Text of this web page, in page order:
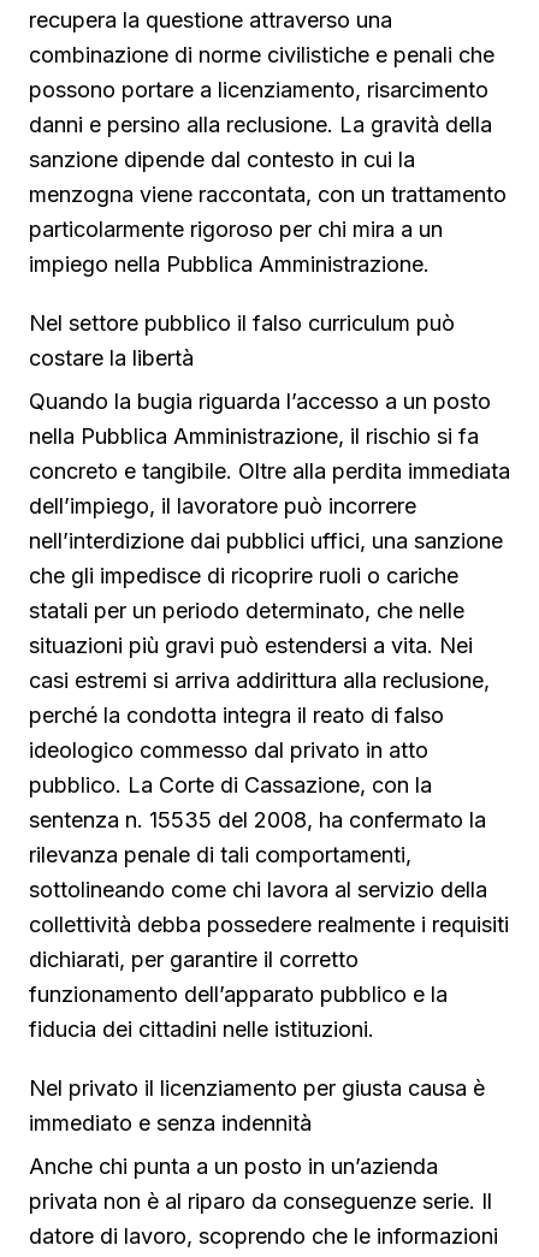
recupera la questione attraverso una
combinazione di norme civilistiche e penali che
possono portare a licenziamento, risarcimento
danni e persino alla reclusione. La gravità della
sanzione dipende dal contesto in cui la
menzogna viene raccontata, con un trattamento
particolarmente rigoroso per chi mira a un
impiego nella Pubblica Amministrazione.
Nel settore pubblico il falso curriculum può
costare la libertà
Quando la bugia riguarda l’accesso a un posto
nella Pubblica Amministrazione, il rischio si fa
concreto e tangibile. Oltre alla perdita immediata
dell’impiego, il lavoratore può incorrere
nell’interdizione dai pubblici uffici, una sanzione
che gli impedisce di ricoprire ruoli o cariche
statali per un periodo determinato, che nelle
situazioni più gravi può estendersi a vita. Nei
casi estremi si arriva addirittura alla reclusione,
perché la condotta integra il reato di falso
ideologico commesso dal privato in atto
pubblico. La Corte di Cassazione, con la
sentenza n. 15535 del 2008, ha confermato la
rilevanza penale di tali comportamenti,
sottolineando come chi lavora al servizio della
collettività debba possedere realmente i requisiti
dichiarati, per garantire il corretto
funzionamento dell’apparato pubblico e la
fiducia dei cittadini nelle istituzioni.
Nel privato il licenziamento per giusta causa è
immediato e senza indennità
Anche chi punta a un posto in un’azienda
privata non è al riparo da conseguenze serie. Il
datore di lavoro, scoprendo che le informazioni